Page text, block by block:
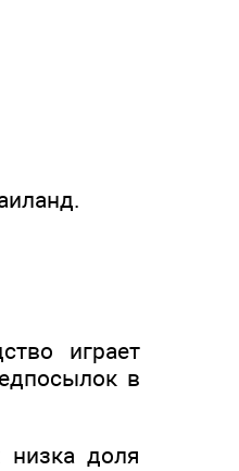
играет
в
низка доля